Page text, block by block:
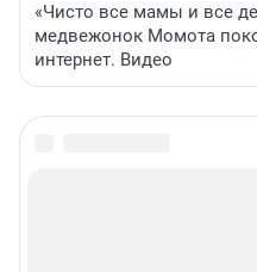
«Чисто все мамы и все
медвежонок Момота
интернет. Видео